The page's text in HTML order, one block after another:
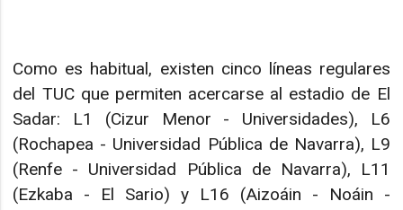
Como es habitual, existen cinco líneas regulares
del TUC que permiten acercarse al estadio de El
Sadar: L1 (Cizur Menor - Universidades), L6
(Rochapea - Universidad Pública de Navarra), L9
(Renfe - Universidad Pública de Navarra), L11
(Ezkaba - El Sario) y L16 (Aizoáin - Noáin -